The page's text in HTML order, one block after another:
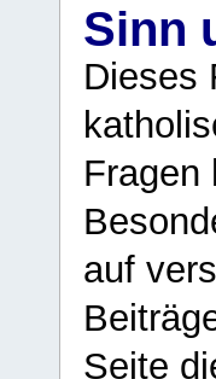
Sinn
Dieses
Fragen
auf
Seite